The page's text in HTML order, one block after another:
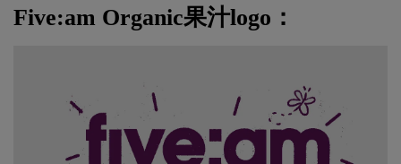
Five:am Organic果汁logo：